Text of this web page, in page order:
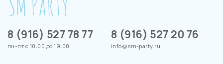
8 (916) 527 78 77
пн-пт с 10:00 до 19:00
8 (916) 527 20 76
info@sm-party.ru